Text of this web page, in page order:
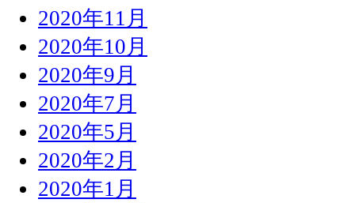
2020年11月
2020年10月
2020年9月
2020年7月
2020年5月
2020年2月
2020年1月